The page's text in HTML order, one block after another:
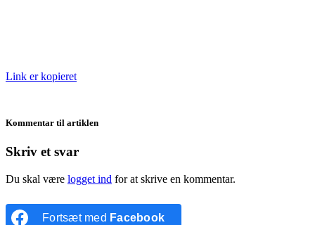
Link er kopieret
Kommentar til artiklen
Skriv et svar
Du skal være logget ind for at skrive en kommentar.
Fortsæt med Facebook